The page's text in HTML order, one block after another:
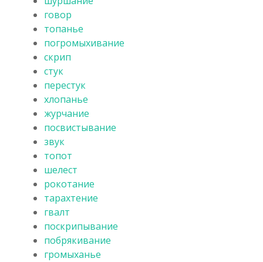
говор
топанье
погромыхивание
скрип
стук
перестук
хлопанье
журчание
посвистывание
звук
топот
шелест
рокотание
тарахтение
гвалт
поскрипывание
побрякивание
громыханье